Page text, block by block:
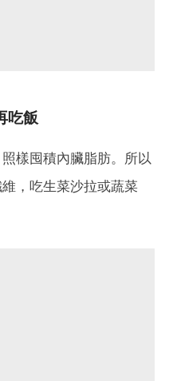
吃飯
樣囤積內臟脂肪。所以
，吃生菜沙拉或蔬菜